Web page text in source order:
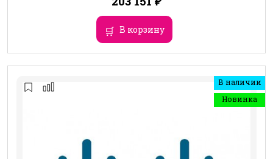
В корзину
В наличии
Новинка